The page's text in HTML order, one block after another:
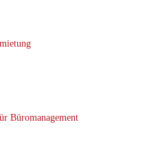
Büromanagement